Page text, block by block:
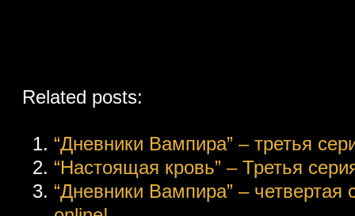
Related posts:
“Дневники Вампира” – третья
“Настоящая кровь” – Третья
“Дневники Вампира” – четвертая